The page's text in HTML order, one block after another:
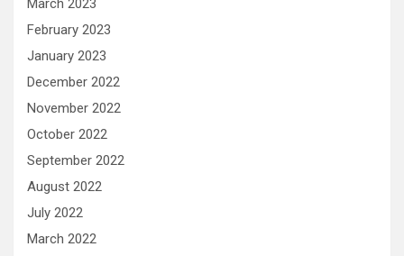
March 2023
February 2023
January 2023
December 2022
November 2022
October 2022
September 2022
August 2022
July 2022
March 2022